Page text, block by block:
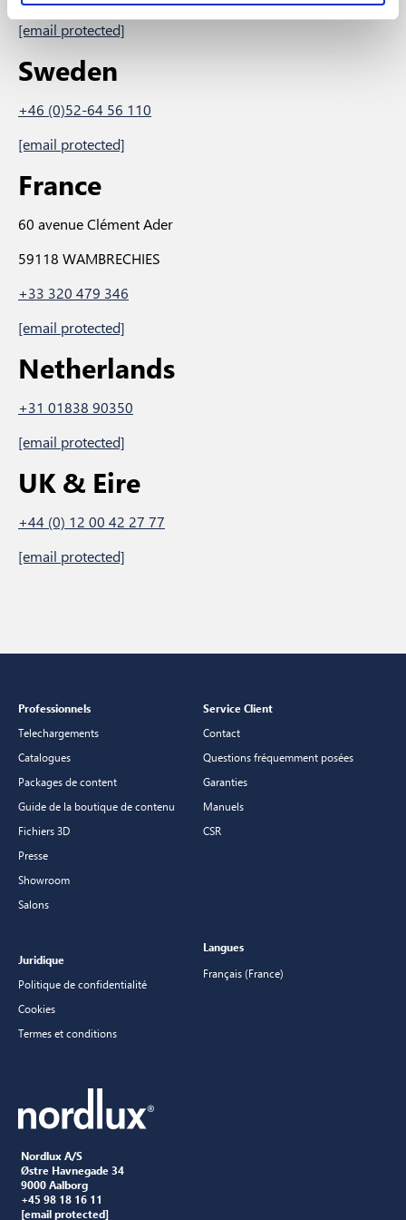
[email protected]
Sweden
+46 (0)52-64 56 110
[email protected]
France
60 avenue Clément Ader
59118 WAMBRECHIES
+33 320 479 346
[email protected]
Netherlands
+31 01838 90350
[email protected]
UK & Eire
+44 (0) 12 00 42 27 77
[email protected]
Nordlux A/S
Østre Havnegade 34
9000 Aalborg
+45 98 18 16 11
[email protected]
Professionnels
Telechargements
Catalogues
Packages de content
Guide de la boutique de contenu
Fichiers 3D
Presse
Showroom
Salons
Service Client
Contact
Questions fréquemment posées
Garanties
Manuels
CSR
Juridique
Politique de confidentialité
Cookies
Termes et conditions
Langues
Français (France)